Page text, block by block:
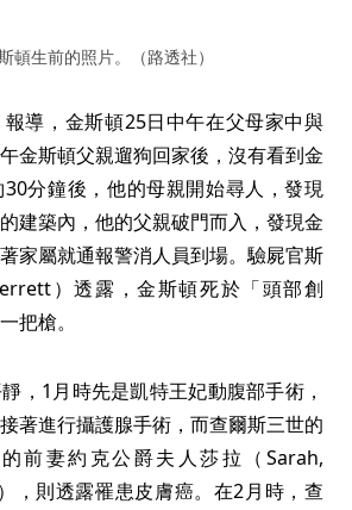
頓生前的照片。（路透社）
導，金斯頓25日中午在父母家中與
金斯頓父親遛狗回家後，沒有看到金
分鐘後，他的母親開始尋人，發現
建築內，他的父親破門而入，發現金
家屬就通報警消人員到場。驗屍官斯
）透露，金斯頓死於「頭部創
把槍。
，1月時先是凱特王妃動腹部手術，
著進行攝護腺手術，而查爾斯三世的
前妻約克公爵夫人莎拉（Sarah,
，則透露罹患皮膚癌。在2月時，查